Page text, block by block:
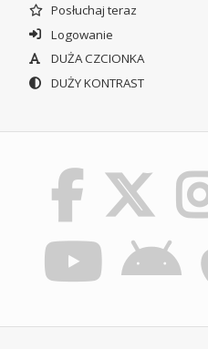
Posłuchaj teraz
Logowanie
DUŻA CZCIONKA
DUŻY KONTRAST